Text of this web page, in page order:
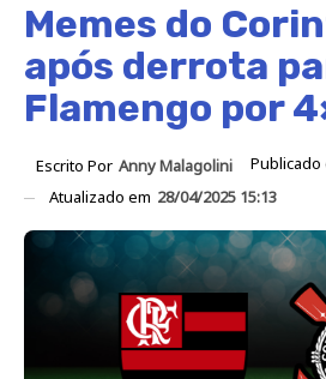
Memes do
após derrota
Flamengo por
Escrito Por Anny Malagolini Publicado
Atualizado em 28/04/2025 15:13